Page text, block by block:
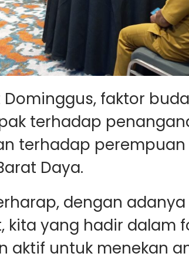
Dominggus, faktor
terhadap
terhadap
Daya.
dengan
kita yang hadir dalam
aktif untuk menekan